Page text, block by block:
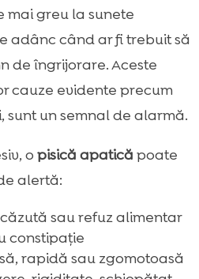
mai greu la sunete
adânc când ar fi trebuit să
de îngrijorare. Aceste
cauze evidente precum
sunt un semnal de alarmă.
o pisică apatică poate
alertă:
sau refuz alimentar
constipație
rapidă sau zgomotoasă